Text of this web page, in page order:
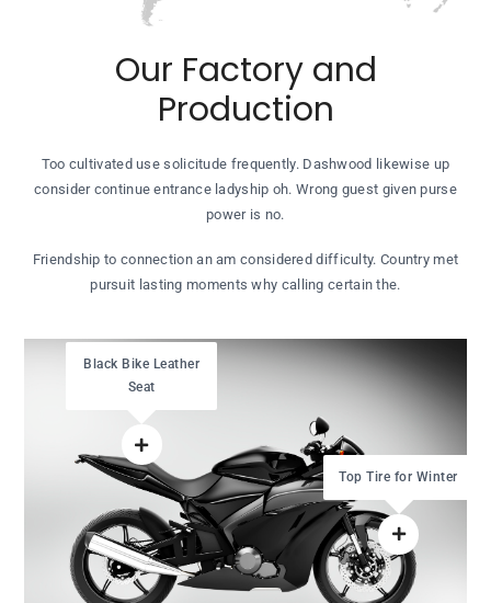
Our Factory and
Production
Too cultivated use solicitude frequently. Dashwood likewise up
consider continue entrance ladyship oh. Wrong guest given purse
power is no.
Friendship to connection an am considered difficulty. Country met
pursuit lasting moments why calling certain the.
Black Bike Leather
Seat
Top Tire for Winter